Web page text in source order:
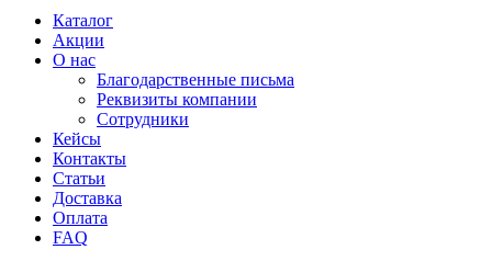
Каталог
Акции
О нас
Благодарственные письма
Реквизиты компании
Сотрудники
Кейсы
Контакты
Статьи
Доставка
Оплата
FAQ